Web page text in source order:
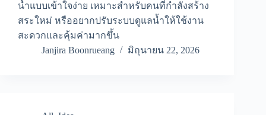
น้ำแบบเข้าใจง่าย เหมาะสำหรับคนที่กำลังสร้าง
สระใหม่ หรืออยากปรับระบบดูแลน้ำให้ใช้งาน
สะดวกและคุ้มค่ามากขึ้น
Janjira Boonrueang
มิถุนายน 22, 2026